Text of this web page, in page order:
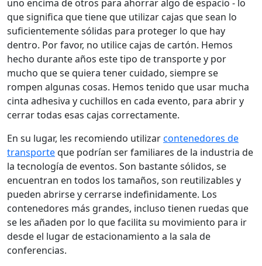
uno encima de otros para ahorrar algo de espacio - lo
que significa que tiene que utilizar cajas que sean lo
suficientemente sólidas para proteger lo que hay
dentro. Por favor, no utilice cajas de cartón. Hemos
hecho durante años este tipo de transporte y por
mucho que se quiera tener cuidado, siempre se
rompen algunas cosas. Hemos tenido que usar mucha
cinta adhesiva y cuchillos en cada evento, para abrir y
cerrar todas esas cajas correctamente.
En su lugar, les recomiendo utilizarcontenedores de
transporteque podrían ser familiares de la industria de
la tecnología de eventos. Son bastante sólidos, se
encuentran en todos los tamaños, son reutilizables y
pueden abrirse y cerrarse indefinidamente. Los
contenedores más grandes, incluso tienen ruedas que
se les añaden por lo que facilita su movimiento para ir
desde el lugar de estacionamiento a la sala de
conferencias.